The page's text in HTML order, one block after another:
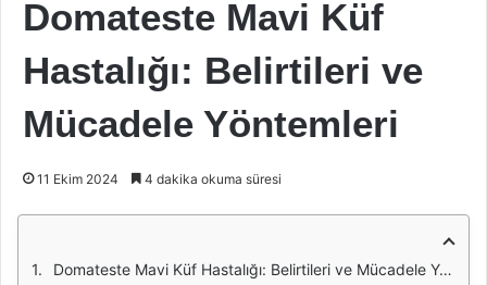
Domateste Mavi Küf
Hastalığı: Belirtileri ve
Mücadele Yöntemleri
11 Ekim 2024 4 dakika okuma süresi
Domateste Mavi Küf Hastalığı: Belirtileri ve Mücadele Yöntemleri